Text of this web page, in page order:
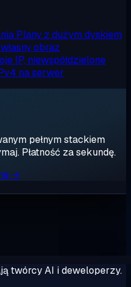
Plany z dużym dyskiem
obraz
IP, niewspółdzielone
na serwer
pełnym stackiem
Płatność za sekundę.
→
twórcy AI i deweloperzy.